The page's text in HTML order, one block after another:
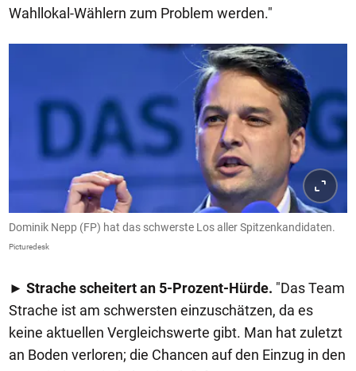
Wahllokal-Wählern zum Problem werden."
Dominik Nepp (FP) hat das schwerste Los aller Spitzenkandidaten.
Picturedesk
► Strache scheitert an 5-Prozent-Hürde. "Das Team
Strache ist am schwersten einzuschätzen, da es
keine aktuellen Vergleichswerte gibt. Man hat zuletzt
an Boden verloren; die Chancen auf den Einzug in den